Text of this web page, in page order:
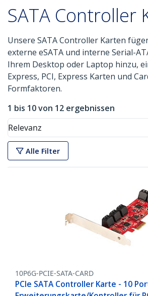
SATA Controller
Unsere SATA Controller Karten
externe eSATA und interne Serial-
Ihrem Desktop oder Laptop hinzu,
Express, PCI, Express Karten und
Formfaktoren.
1 bis 10 von 12 ergebnissen
Relevanz
Alle Filter
10P6G-PCIE-SATA-CARD
PCIe SATA Controller Karte - 10